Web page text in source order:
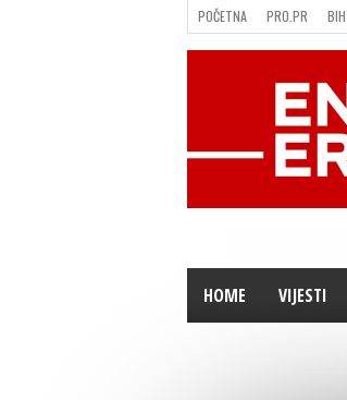
POČETNA PRO.PR BIH
FILMING LOCATION IN BH
HOME VIJESTI